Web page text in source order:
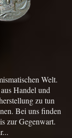
Welt.
Handel und
zu tun
Bei uns finden
zur Gegenwart.